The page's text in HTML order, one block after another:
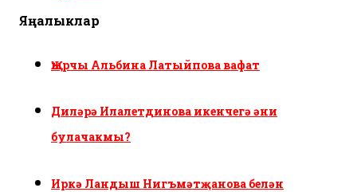
Яңалыклар
Җырчы Альбина Латыйпова вафат
Диләрә Илалетдинова икенчегә әни
булачакмы?
Иркә Ландыш Нигъмәтҗанова белән